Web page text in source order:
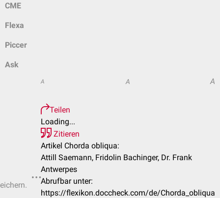
CME
Flexa
Piccer
Ask
A A A
Teilen
Loading...
Zitieren
Artikel Chorda obliqua:
Attill Saemann, Fridolin Bachinger, Dr. Frank
Antwerpes
Abrufbar unter:
https://flexikon.doccheck.com/de/Chorda_obliqua